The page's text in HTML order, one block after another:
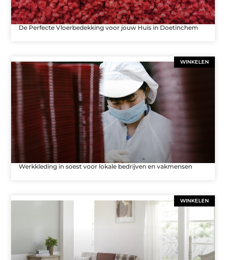
De Perfecte Vloerbedekking voor jouw Huis in Doetinchem
WINKELEN
Werkkleding in soest voor lokale bedrijven en vakmensen
WINKELEN